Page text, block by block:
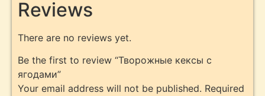
Reviews
There are no reviews yet.
Be the first to review “Творожные кексы с
ягодами”
Your email address will not be published. Required